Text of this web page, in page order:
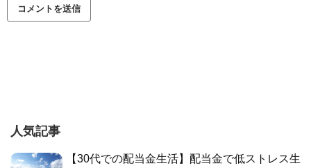
人気記事
【30代での配当金生活】配当金で低ストレス生